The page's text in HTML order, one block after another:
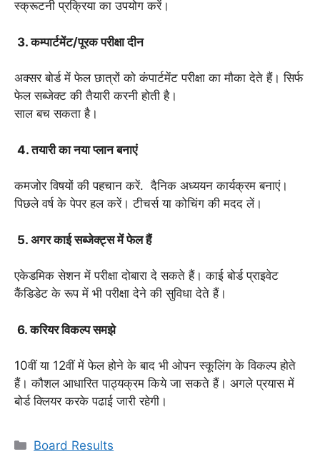
स्क्रूटनी प्रक्रिया का उपयोग करें।
3. कम्पार्टमेंट/पूरक परीक्षा दीन
अक्सर बोर्ड में फेल छात्रों को कंपार्टमेंट परीक्षा का मौका देते हैं। सिर्फ
फेल सब्जेक्ट की तैयारी करनी होती है।
साल बच सकता है।
4. तयारी का नया प्लान बनाएं
कमजोर विषयों की पहचान करें. दैनिक अध्ययन कार्यक्रम बनाएं।
पिछले वर्ष के पेपर हल करें। टीचर्स या कोचिंग की मदद लें।
5. अगर काई सब्जेक्ट्स में फेल हैं
एकेडमिक सेशन में परीक्षा दोबारा दे सकते हैं। काई बोर्ड प्राइवेट
कैंडिडेट के रूप में भी परीक्षा देने की सुविधा देते हैं।
6. करियर विकल्प समझे
10वीं या 12वीं में फेल होने के बाद भी ओपन स्कूलिंग के विकल्प होते
हैं। कौशल आधारित पाठ्यक्रम किये जा सकते हैं। अगले प्रयास में
बोर्ड क्लियर करके पढाई जारी रहेगी।
Categories
Board Results